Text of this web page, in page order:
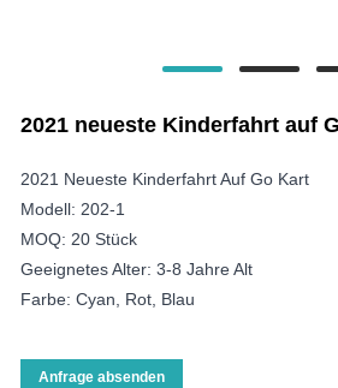
2021 neueste Kinderfahrt auf
2021 Neueste Kinderfahrt Auf Go Kart
Modell: 202-1
MOQ: 20 Stück
Geeignetes Alter: 3-8 Jahre Alt
Farbe: Cyan, Rot, Blau
Anfrage absenden